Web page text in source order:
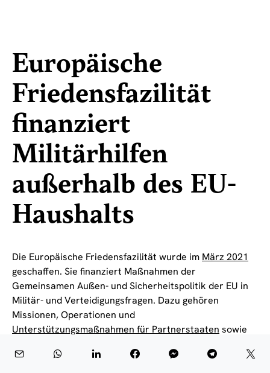
Europäische
Friedensfazilität
finanziert
Militärhilfen
außerhalb des EU-
Haushalts
Die Europäische Friedensfazilität wurde im März 2021
geschaffen. Sie finanziert Maßnahmen der
Gemeinsamen Außen- und Sicherheitspolitik der EU in
Militär- und Verteidigungsfragen. Dazu gehören
Missionen, Operationen und
Unterstützungsmaßnahmen für Partnerstaaten sowie